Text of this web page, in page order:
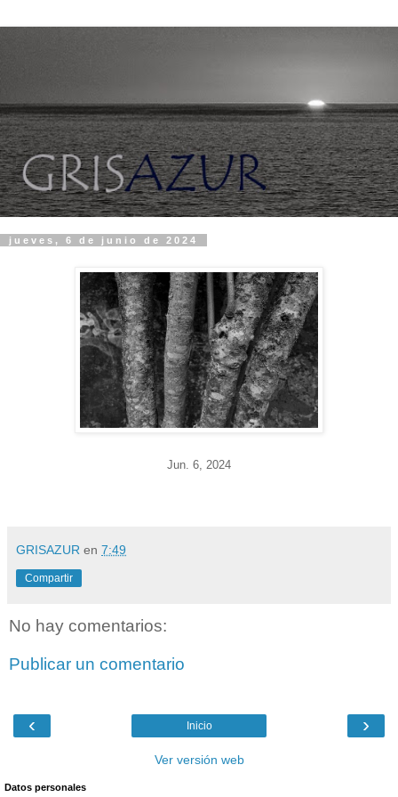
jueves, 6 de junio de 2024
Jun. 6 , 2024
GRISAZUR en 7:49
Compartir
No hay comentarios:
Publicar un comentario
‹ ›
Inicio
Ver versión web
Datos personales